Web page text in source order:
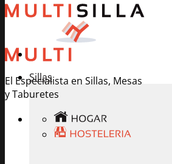
El Especialista en Sillas, Mesas
y Taburetes
Sillas